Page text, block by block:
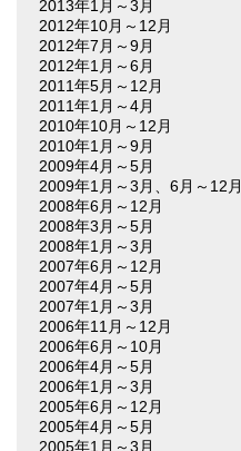
2013年1月～3月
2012年10月～12月
2012年7月～9月
2012年1月～6月
2011年5月～12月
2011年1月～4月
2010年10月～12月
2010年1月～9月
2009年4月～5月
2009年1月～3月、6月～12月
2008年6月～12月
2008年3月～5月
2008年1月～3月
2007年6月～12月
2007年4月～5月
2007年1月～3月
2006年11月～12月
2006年6月～10月
2006年4月～5月
2006年1月～3月
2005年6月～12月
2005年4月～5月
2005年1月～3月